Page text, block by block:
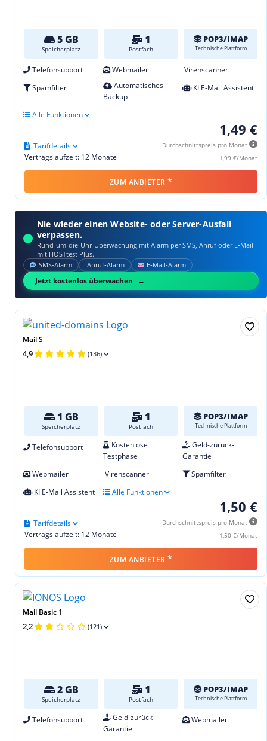
5 GB
Speicherplatz
1
Postfach
POP3/IMAP
Technische Plattform
Telefonsupport Webmailer
Virenscanner
Spamfilter
Automatisches
Backup
KI E-Mail Assistent
Alle Funktionen
1,49 €
Durchschnittspreis pro Monat
1,99 €/Monat
Vertragslaufzeit: 12 Monate
Tarifdetails
ZUM ANBIETER *
Nie wieder einen Website- oder Server-Ausfall
verpassen.
Rund-um-die-Uhr-Überwachung mit Alarm per SMS, Anruf oder E‑Mail
mit HOSTtest Plus.
SMS‑Alarm Anruf‑Alarm E‑Mail‑Alarm
Jetzt kostenlos überwachen
Mail S
4,9 (136)
1 GB
Speicherplatz
1
Postfach
POP3/IMAP
Technische Plattform
Telefonsupport
Kostenlose
Testphase
Geld-zurück-
Garantie
Webmailer
Virenscanner
Spamfilter
KI E-Mail Assistent
Alle Funktionen
1,50 €
Durchschnittspreis pro Monat
1,50 €/Monat
Vertragslaufzeit: 12 Monate
Tarifdetails
ZUM ANBIETER *
Mail Basic 1
2,2 (121)
2 GB
Speicherplatz
1
Postfach
POP3/IMAP
Technische Plattform
Telefonsupport
Geld-zurück-
Garantie
Webmailer